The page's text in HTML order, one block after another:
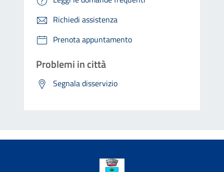
Richiedi assistenza
Prenota appuntamento
Problemi in città
Segnala disservizio